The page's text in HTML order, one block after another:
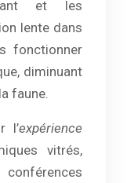
et les
lente dans
fonctionner
diminuant
faune.
l’expérience
vitrés,